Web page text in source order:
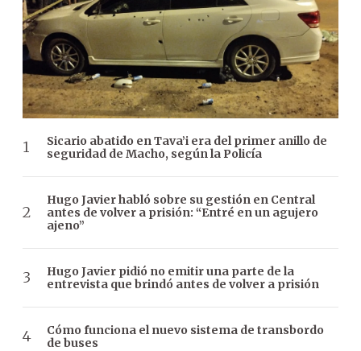
Sicario abatido en Tava’i era del primer anillo de
seguridad de Macho, según la Policía
Hugo Javier habló sobre su gestión en Central
antes de volver a prisión: “Entré en un agujero
ajeno”
Hugo Javier pidió no emitir una parte de la
entrevista que brindó antes de volver a prisión
Cómo funciona el nuevo sistema de transbordo
de buses